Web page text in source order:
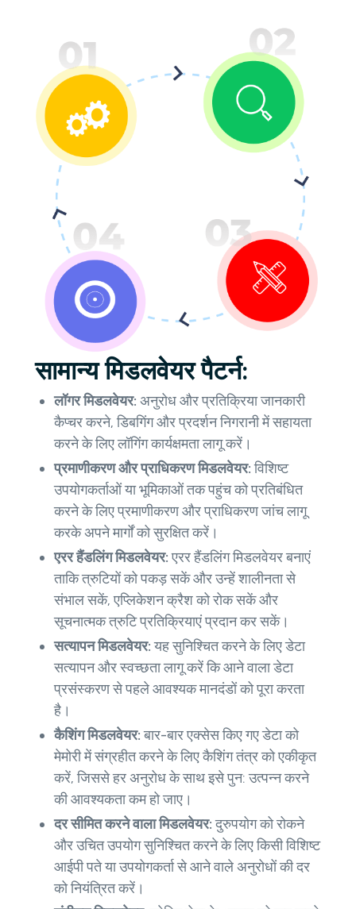
सामान्य मिडलवेयर पैटर्न:
लॉगर मिडलवेयर: अनुरोध और प्रतिक्रिया जानकारी
कैप्चर करने, डिबगिंग और प्रदर्शन निगरानी में सहायता
करने के लिए लॉगिंग कार्यक्षमता लागू करें।
प्रमाणीकरण और प्राधिकरण मिडलवेयर:विशिष्ट
उपयोगकर्ताओं या भूमिकाओं तक पहुंच को प्रतिबंधित
करने के लिए प्रमाणीकरण और प्राधिकरण जांच लागू
करके अपने मार्गों को सुरक्षित करें।
एरर हैंडलिंग मिडलवेयर:एरर हैंडलिंग मिडलवेयर बनाएं
ताकि त्रुटियों को पकड़ सकें और उन्हें शालीनता से
संभाल सकें, एप्लिकेशन क्रैश को रोक सकें और
सूचनात्मक त्रुटि प्रतिक्रियाएं प्रदान कर सकें।
सत्यापन मिडलवेयर:यह सुनिश्चित करने के लिए डेटा
सत्यापन और स्वच्छता लागू करें कि आने वाला डेटा
प्रसंस्करण से पहले आवश्यक मानदंडों को पूरा करता
है।
कैशिंग मिडलवेयर:बार-बार एक्सेस किए गए डेटा को
मेमोरी में संग्रहीत करने के लिए कैशिंग तंत्र को एकीकृत
करें, जिससे हर अनुरोध के साथ इसे पुन: उत्पन्न करने
की आवश्यकता कम हो जाए।
दर सीमित करने वाला मिडलवेयर:दुरुपयोग को रोकने
और उचित उपयोग सुनिश्चित करने के लिए किसी विशिष्ट
आईपी पते या उपयोगकर्ता से आने वाले अनुरोधों की दर
को नियंत्रित करें।